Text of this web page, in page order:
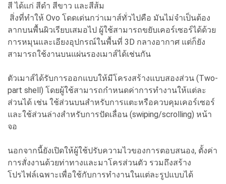
สี ได้แก่ สีดำ สีขาว และสีส้ม
สิ่งที่ทำให้ Ovo โดดเด่นกว่าเมาส์ทั่วไปคือ มันไม่จำเป็นต้อง
ลากบนพื้นผิวเรียบเสมอไป ผู้ใช้สามารถขยับเคอร์เซอร์ได้ด้วย
การหมุนและเอียงอุปกรณ์ในพื้นที่ 3D กลางอากาศ แต่ก็ยัง
สามารถใช้งานบนแผ่นรองเมาส์ได้เช่นกัน
ตัวเมาส์ได้รับการออกแบบให้มีโครงสร้างแบบสองส่วน (Two-
part shell) โดยผู้ใช้สามารถกำหนดค่าการทำงานให้แต่ละ
ส่วนได้ เช่น ใช้ส่วนบนสำหรับการแตะหรือควบคุมเคอร์เซอร์
และใช้ส่วนล่างสำหรับการปัดเลื่อน (swiping/scrolling) หน้า
จอ
นอกจากนี้ยังเปิดให้ผู้ใช้ปรับความไวของการตอบสนอง, ตั้งค่า
การสั่งงานด้วยท่าทางและมาโครส่วนตัว รวมถึงสร้าง
โปรไฟล์เฉพาะเพื่อใช้กับการทำงานในแต่ละรูปแบบได้